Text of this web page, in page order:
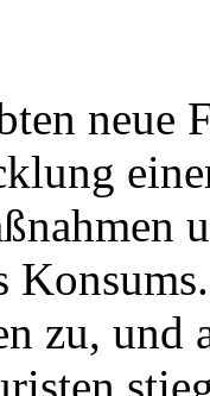
neue
zu,